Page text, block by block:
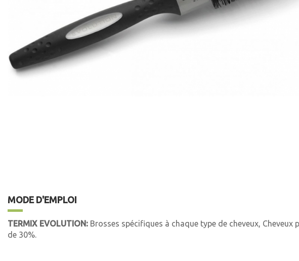
MODE D'EMPLOI
TERMIX EVOLUTION: Brosses spécifiques à chaque type de cheveux,
de 30%.